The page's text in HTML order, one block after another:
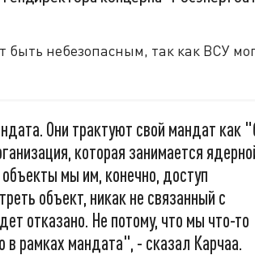
быть небезопасным, так как ВСУ
Они трактуют свой мандат как
которая занимается
мы им, конечно, доступ
объект, никак не связанный с
отказано. Не потому, что мы что-то
в рамках мандата", - сказал Карчаа.